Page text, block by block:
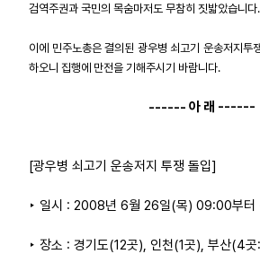
검역주권과 국민의 목숨마저도 무참히 짓밟았습니다.
이에 민주노총은 결의된 광우병 쇠고기 운송저지투
하오니 집행에 만전을 기해주시기 바람니다.
------ 아 래 ------
[광우병 쇠고기 운송저지 투쟁 돌입]
‣ 일시 : 2008년 6월 26일(목) 09:00부터
‣ 장소 : 경기도(12곳), 인천(1곳), 부산(4
업무